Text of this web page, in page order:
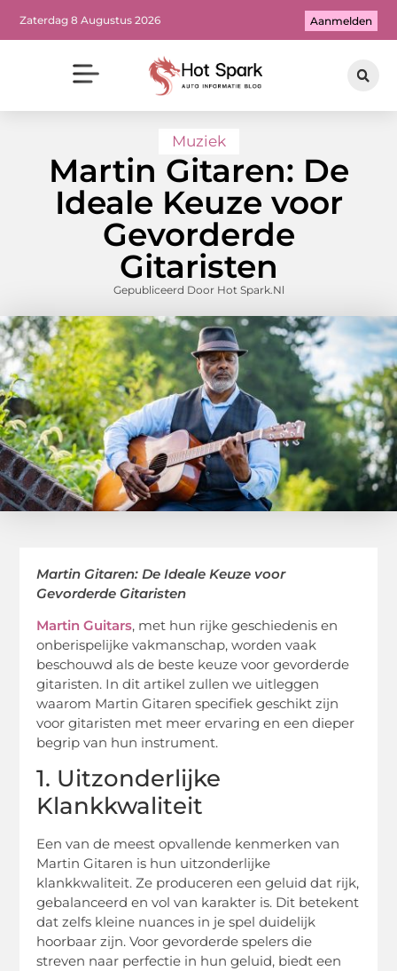
Zaterdag 8 Augustus 2026 Aanmelden
Muziek
Martin Gitaren: De
Ideale Keuze voor
Gevorderde
Gitaristen
Gepubliceerd Door Hot Spark.nl
Martin Gitaren: De Ideale Keuze voor
Gevorderde Gitaristen
Martin Guitars, met hun rijke geschiedenis en
onberispelijke vakmanschap, worden vaak
beschouwd als de beste keuze voor gevorderde
gitaristen. In dit artikel zullen we uitleggen
waarom Martin Gitaren specifiek geschikt zijn
voor gitaristen met meer ervaring en een dieper
begrip van hun instrument.
1. Uitzonderlijke
Klankkwaliteit
Een van de meest opvallende kenmerken van
Martin Gitaren is hun uitzonderlijke
klankkwaliteit. Ze produceren een geluid dat rijk,
gebalanceerd en vol van karakter is. Dit betekent
dat zelfs kleine nuances in je spel duidelijk
hoorbaar zijn. Voor gevorderde spelers die
streven naar perfectie in hun geluid, biedt een